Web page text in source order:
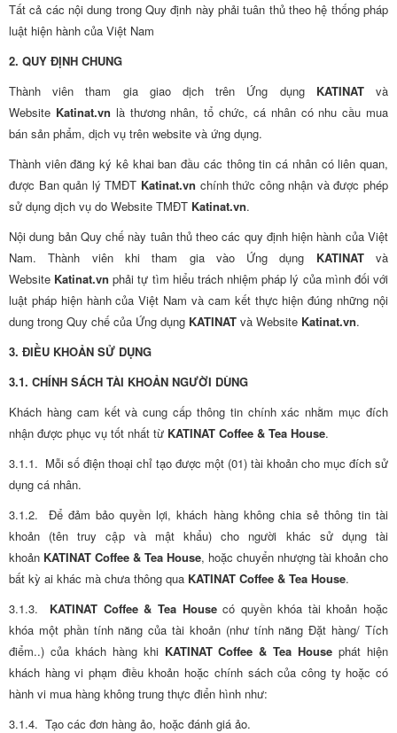
Tất cả các nội dung trong Quy định này phải tuân thủ theo hệ thống pháp
luật hiện hành của Việt Nam
2. QUY ĐỊNH CHUNG
Thành viên tham gia giao dịch trên Ứng dụng KATINATvà
Website Katinat.vn là thương nhân, tổ chức, cá nhân có nhu cầu mua
bán sản phẩm, dịch vụ trên website và ứng dụng.
Thành viên đăng ký kê khai ban đầu các thông tin cá nhân có liên quan,
được Ban quản lý TMĐT Katinat.vn chính thức công nhận và được phép
sử dụng dịch vụ do Website TMĐT Katinat.vn.
Nội dung bản Quy chế này tuân thủ theo các quy định hiện hành của Việt
Nam. Thành viên khi tham gia vào Ứng dụng KATINATvà
Website Katinat.vn phải tự tìm hiểu trách nhiệm pháp lý của mình đối với
luật pháp hiện hành của Việt Nam và cam kết thực hiện đúng những nội
dung trong Quy chế của Ứng dụng KATINAT và Website Katinat.vn.
3. ĐIỀU KHOẢN SỬ DỤNG
3.1. CHÍNH SÁCH TÀI KHOẢN NGƯỜI DÙNG
Khách hàng cam kết và cung cấp thông tin chính xác nhằm mục đích
nhận được phục vụ tốt nhất từ KATINAT Coffee & Tea House.
3.1.1. Mỗi số điện thoại chỉ tạo được một (01) tài khoản cho mục đích sử
dụng cá nhân.
3.1.2. Để đảm bảo quyền lợi, khách hàng không chia sẻ thông tin tài
khoản (tên truy cập và mật khẩu) cho người khác sử dụng tài
khoản KATINAT Coffee & Tea House, hoặc chuyển nhượng tài khoản cho
bất kỳ ai khác mà chưa thông qua KATINAT Coffee & Tea House.
3.1.3. KATINAT Coffee & Tea Housecó quyền khóa tài khoản hoặc
khóa một phần tính năng của tài khoản (như tính năng Đặt hàng/ Tích
điểm..) của khách hàng khi KATINAT Coffee & Tea House phát hiện
khách hàng vi phạm điều khoản hoặc chính sách của công ty hoặc có
hành vi mua hàng không trung thực điển hình như:
3.1.4. Tạo các đơn hàng ảo, hoặc đánh giá ảo.